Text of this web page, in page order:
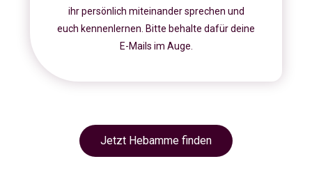
ihr persönlich miteinander sprechen und
euch kennenlernen. Bitte behalte dafür deine
E-Mails im Auge.
Jetzt Hebamme finden